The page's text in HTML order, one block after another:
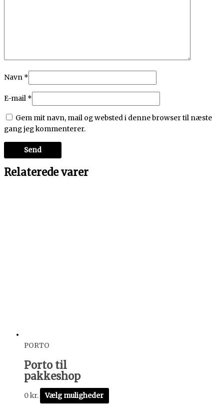
Navn *
E-mail *
Gem mit navn, mail og websted i denne browser til næste
gang jeg kommenterer.
Relaterede varer
PORTO
Porto til
pakkeshop
0kr. Vælg muligheder